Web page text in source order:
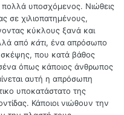
πολλά υποσχόμενος. Νιώθεις
σε χιλιοπατημένους,
κύκλους ξανά και
από κάτι, ένα απρόσωπο
που κατά βάθος
σένα όπως κάποιος άνθρωπος
αυτή η απρόσωπη
υποκατάστατο της
Κάποιοι νιώθουν την